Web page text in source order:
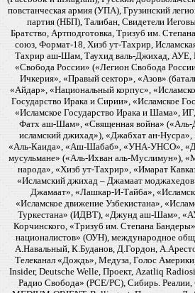
повстанческая армия (УПА), Грузинский
партия (НБП), Талибан, Свидетели
Братство, Артподготовка, Тризуб им.
союз, Формат-18, Хизб ут-Тахрир,
Тахрир аш-Шам, Таухид валь-Джихад, АУЕ,
«Свобода России» («Легион Свобода
Ичкерия», «Правый сектор», «Азов»
«Айдар», «Национальный корпус»,
Государство Ирака и Сирии», «Исламское
«Исламское Государство Ирака и Шама»,
Фатх аш-Шам», «Священная война» («Аль-
исламский джихад»), «Джабхат ан-
«Аль-Каида», «Аш-Шабаб», «УНА-УНСО»,
мусульмане» («Аль-Ихван аль-Муслимун»),
народа», «Хизб ут-Тахрир», «Имарат
«Исламский джихад – Джамаат
Джамаат», «Лашкар-И-Тайба»,
«Исламское движение Узбекистана»,
Туркестана» (ИДВТ), «Джунд аш-Шам»,
Корчинского, «Тризуб им. Степана
националистов» (ОУН), международное
А.Навальный, К.Буданов, Д.Гордон,
Телеканал «Дождь», Медуза, Голос
Insider, Deutsche Welle, Проект, Azatliq
Радио Свобода» (PCE/PC), Сибирь. Реалии,